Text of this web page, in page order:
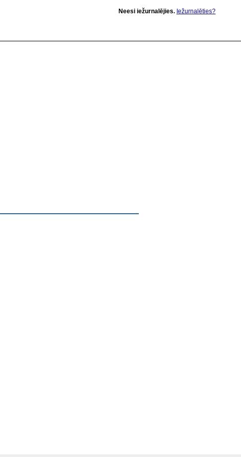
Neesi iežurnalējies. Iežurnalēties?